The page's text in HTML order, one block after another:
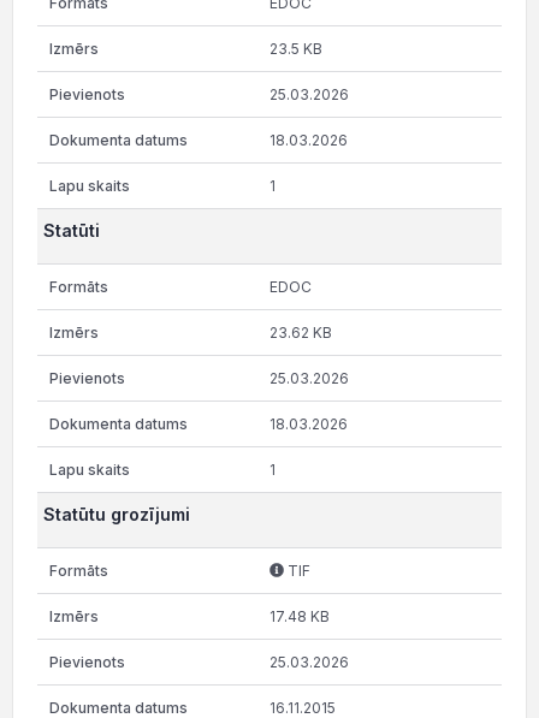
23.5 KB
25.03.2026
18.03.2026
1
Statūti
EDOC
23.62 KB
25.03.2026
18.03.2026
1
Statūtu grozījumi
TIF
17.48 KB
25.03.2026
16.11.2015